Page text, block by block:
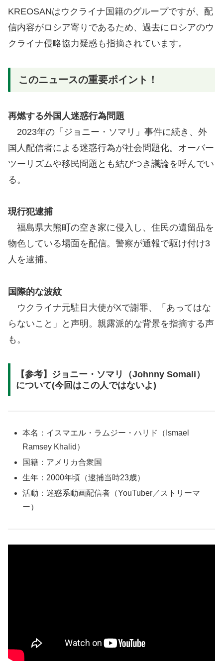
KREOSANはウクライナ国籍のグループですが、配
信内容がロシア寄りであるため、過去にロシアのウ
クライナ侵略協力疑惑も指摘されています。
このニュースの重要ポイント！
再燃する外国人迷惑行為問題
2023年の「ジョニー・ソマリ」事件に続き、外
国人配信者による迷惑行為が社会問題化。オーバー
ツーリズムや移民問題とも結びつき議論を呼んでい
る。
現行犯逮捕
福島県大熊町の空き家に侵入し、住民の遺留品を
物色している場面を配信。警察が通報で駆け付け3
人を逮捕。
国際的な波紋
ウクライナ元駐日大使がXで謝罪、「あってはな
らないこと」と声明。親露派的な背景を指摘する声
も。
【参考】ジョニー・ソマリ（Johnny Somali）
について(今回はこの人ではないよ)
本名：イスマエル・ラムジー・ハリド（Ismael
Ramsey Khalid）
国籍：アメリカ合衆国
生年：2000年頃（逮捕当時23歳）
活動：迷惑系動画配信者（YouTuber／ストリーマ
ー）